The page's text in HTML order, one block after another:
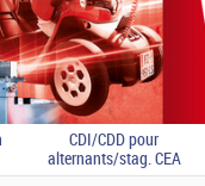
CDI/CDD pour
alternants/stag. CEA